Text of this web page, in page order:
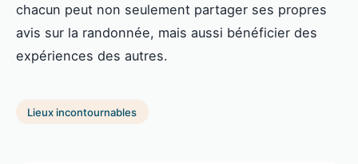
chacun peut non seulement partager ses propres
avis sur la randonnée, mais aussi bénéficier des
expériences des autres.
Lieux incontournables